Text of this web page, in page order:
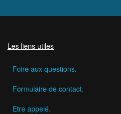
Les liens utiles
Foire aux questions.
Formulaire de contact.
Etre appelé.